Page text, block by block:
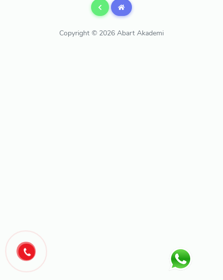
Copyright © 2026 Abart Akademi